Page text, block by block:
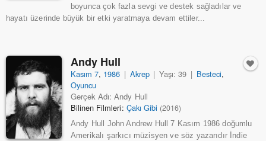
boyunca çok fazla sevgi ve destek sağladılar ve
hayatı üzerinde büyük bir etki yaratmaya devam ettiler...
Andy Hull
Kasım 7, 1986 | Akrep | Yaşı: 39 | Besteci,
Oyuncu
Gerçek Adı: Andy Hull
Bilinen Filmleri: Çakı Gibi (2016)
Andy Hull John Andrew Hull 7 Kasım 1986 doğumlu
Amerikalı şarkıcı müzisyen ve söz yazarıdır İndie